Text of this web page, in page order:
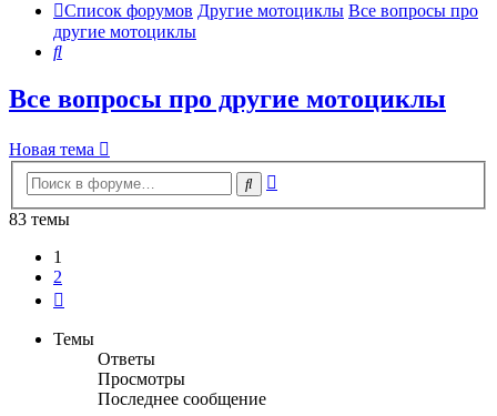
Список форумов Другие мотоциклы Все вопросы про
другие мотоциклы
Поиск
Все вопросы про другие мотоциклы
Новая тема
Поиск
83 темы
1
2
Темы
Ответы
Просмотры
Последнее сообщение